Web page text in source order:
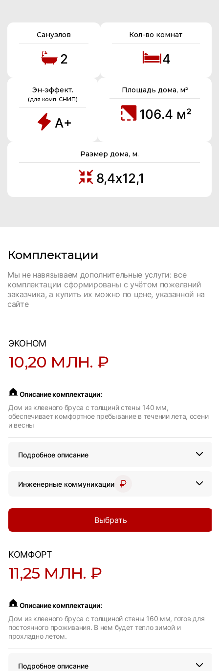
Санузлов
2
Кол-во комнат
4
Эн-эффект.
(для комп. СНИП)
А+
Площадь дома, м²
106.4 м²
Размер дома, м.
8,4х12,1
Комплектации
Мы не навязываем дополнительные услуги: все
комплектации сформированы с учётом пожеланий
заказчика, а купить их можно по цене, указанной на
сайте
ЭКОНОМ
10,20 МЛН. ₽
Описание комплектации:
Дом из клееного бруса с толщинй стены 140 мм,
обеспечивает комфортное пребывание в течении лета, осени
и весны
Подробное описание
Инженерные коммуникации
Выбрать
КОМФОРТ
11,25 МЛН. ₽
Описание комплектации:
Дом из клееного бруса с толщиной стены 160 мм, готов для
постоянного проживания. В нем будет тепло зимой и
прохладно летом.
Подробное описание